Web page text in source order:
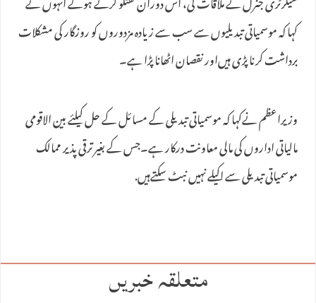
کہا کہ موسمیاتی تبدیلیوں سے سب سے زیادہ مزدوروں کو روزگار کی مشکلات
برداشت کرنا پڑی ہیں‌اور نقصان اٹھانا پڑا ہے۔
وزیراعظم نےکہا کہ موسمیاتی تبدیلی کے مسائل کے حل کیلئے بین الاقومی
مالیاتی اداروں کی مالی معاونت درکار ہے۔جس کے بغیر ترقی پذیر ممالک
موسمیاتی تبدیلی سے اکیلے نہیں‌ نبٹ سکتےہیں.
متعلقہ خبریں